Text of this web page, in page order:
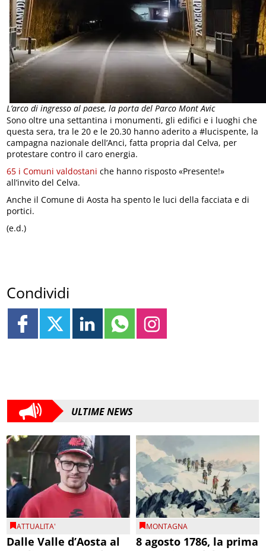
L’arco di ingresso al paese, la porta del Parco Mont Avic
Sono oltre una settantina i monumenti, gli edifici e i luoghi che
questa sera, tra le 20 e le 20.30 hanno aderito a #lucispente, la
campagna nazionale dell’Anci, fatta propria dal Celva, per
protestare contro il caro energia.
65 i Comuni valdostani che hanno risposto «Presente!»
all’invito del Celva.
Anche il Comune di Aosta ha spento le luci della facciata e di
portici.
(e.d.)
Condividi
ULTIME NEWS
ATTUALITA'
Dalle Valle d’Aosta al
MONTAGNA
8 agosto 1786, la prima